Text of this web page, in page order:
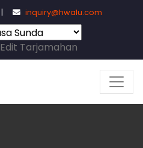
| inquiry@hwalu.com
Edit Tarjamahan